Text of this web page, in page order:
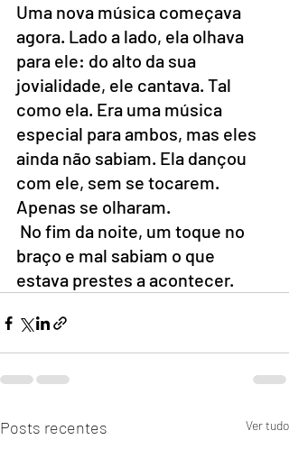
Uma nova música começava
agora. Lado a lado, ela olhava
para ele: do alto da sua
jovialidade, ele cantava. Tal
como ela. Era uma música
especial para ambos, mas eles
ainda não sabiam. Ela dançou
com ele, sem se tocarem.
Apenas se olharam.
braço e mal sabiam o que
estava prestes a acontecer.
Posts recentes Ver tudo